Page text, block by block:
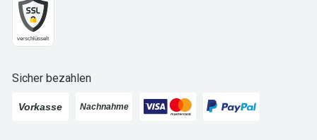
Sicher bezahlen